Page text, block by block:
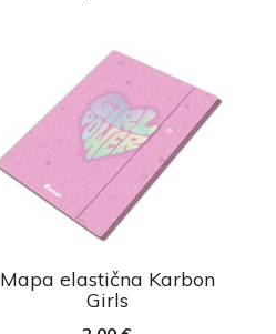
Mapa elastična Karbon
Girls